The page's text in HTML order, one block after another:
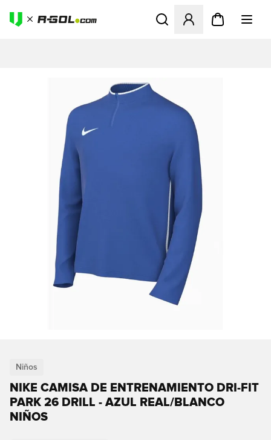
Abre un modal para iniciar
Niños
NIKE CAMISA DE ENTRENAMIENTO DRI-FIT
PARK 26 DRILL - AZUL REAL/BLANCO
NIÑOS